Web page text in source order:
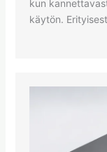
kun
käytön.